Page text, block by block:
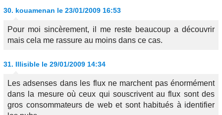
30. kouamenan le 23/01/2009 16:53
Pour moi sincèrement, il me reste beaucoup a découvrir
mais cela me rassure au moins dans ce cas.
31. Illisible le 29/01/2009 14:34
Les adsenses dans les flux ne marchent pas énormément
dans la mesure où ceux qui souscrivent au flux sont des
gros consommateurs de web et sont habitués à identifier